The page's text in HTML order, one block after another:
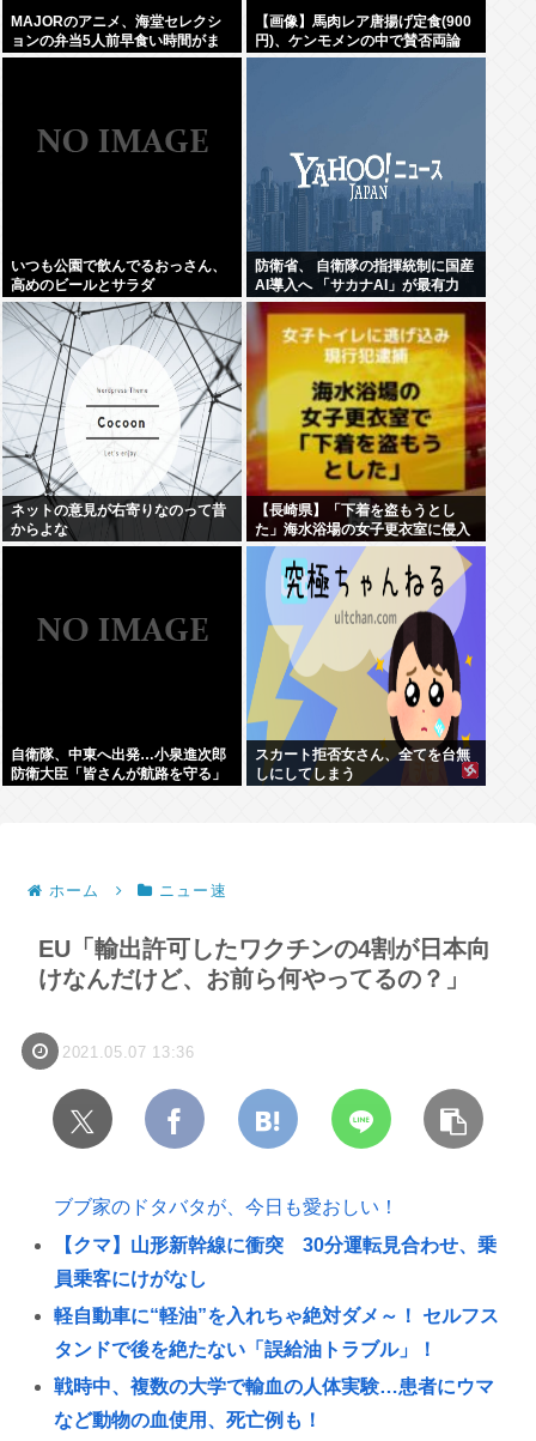
MAJORのアニメ、海堂セレクシ
ョンの弁当5人前早食い時間がま
るまるカットされていた…
【画像】馬肉レア唐揚げ定食(900
円)、ケンモメンの中で賛否両論
いつも公園で飲んでるおっさん、
高めのビールとサラダ
防衛省、 自衛隊の指揮統制に国産
AI導入へ 「サカナAI」が最有力
www
ネットの意見が右寄りなのって昔
からよな
【長崎県】「下着を盗もうとし
た」海水浴場の女子更衣室に侵入
しようとした男 女子トイレに逃げ
込み現行犯逮捕
自衛隊、中東へ出発…小泉進次郎
防衛大臣「皆さんが航路を守る」
スカート拒否女さん、全てを台無
しにしてしまう
ホーム ニュー速
EU「輸出許可したワクチンの4割が日本向
けなんだけど、お前ら何やってるの？」
2021.05.07 13:36
ブブ家のドタバタが、今日も愛おしい！
【クマ】山形新幹線に衝突 30分運転見合わせ、乗
員乗客にけがなし
軽自動車に“軽油”を入れちゃ絶対ダメ～！ セルフス
タンドで後を絶たない「誤給油トラブル」！
戦時中、複数の大学で輸血の人体実験…患者にウマ
など動物の血使用、死亡例も！